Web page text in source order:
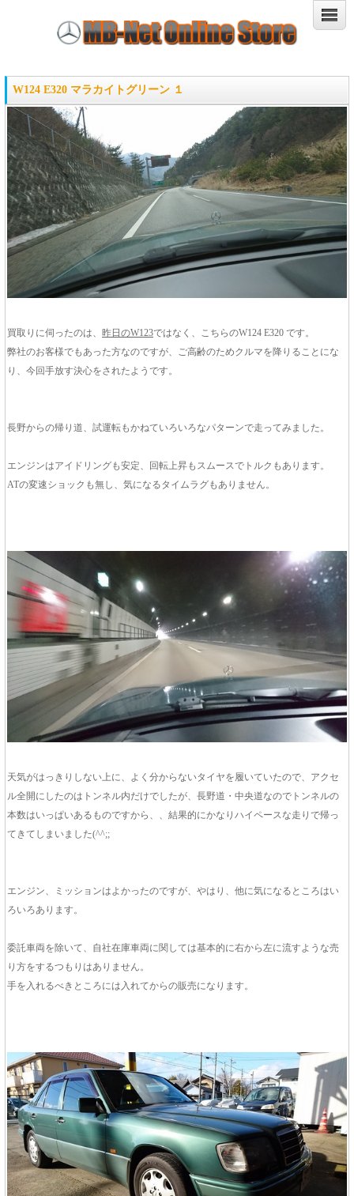
W124 E320 マラカイトグリーン １
買取りに伺ったのは、 昨日のW123ではなく、こちらのW124 E320 です。
弊社のお客様でもあった方なのですが、ご高齢のためクルマを降りることにな
り、今回手放す決心をされたようです。
長野からの帰り道、試運転もかねていろいろなパターンで走ってみました。
エンジンはアイドリングも安定、回転上昇もスムースでトルクもあります。
ATの変速ショックも無し、気になるタイムラグもありません。
天気がはっきりしない上に、よく分からないタイヤを履いていたので、アクセ
ル全開にしたのはトンネル内だけでしたが、長野道・中央道なのでトンネルの
本数はいっぱいあるものですから、、結果的にかなりハイペースな走りで帰っ
てきてしまいました(^^;;
エンジン、ミッションはよかったのですが、やはり、他に気になるところはい
ろいろあります。
委託車両を除いて、自社在庫車両に関しては基本的に右から左に流すような売
り方をするつもりはありません。
手を入れるべきところには入れてからの販売になります。